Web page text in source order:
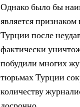
Однако было бы
является
Турции после
фактически
побудили многих
тюрьмах Турции
количеству